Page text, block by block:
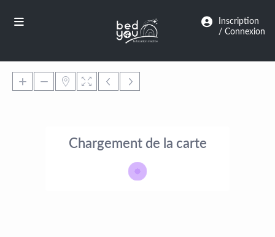
Inscription
/ Connexion
Chargement de la carte